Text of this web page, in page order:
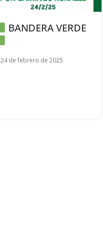
BANDERA VERDE
24 de febrero de 2025